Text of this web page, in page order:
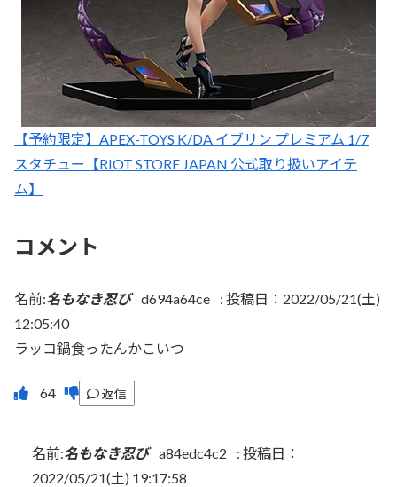
【予約限定】APEX-TOYS K/DA イブリン プレミアム 1/7
スタチュー【RIOT STORE JAPAN 公式取り扱いアイテ
ム】
コメント
名前:名もなき忍び d694a64ce : 投稿日：2022/05/21(土)
12:05:40
ラッコ鍋食ったんかこいつ
返信
名前:名もなき忍び a84edc4c2 : 投稿日：
2022/05/21(土) 19:17:58